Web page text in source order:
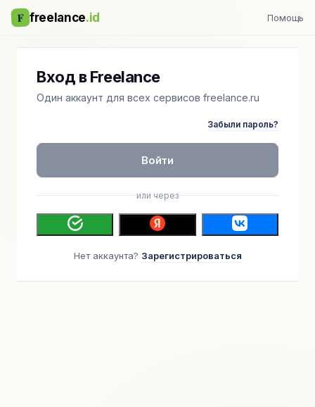
F freelance.id Помощь
Вход в Freelance
Один аккаунт для всех сервисов freelance.ru
Забыли пароль?
Войти
или через
Нет аккаунта? Зарегистрироваться